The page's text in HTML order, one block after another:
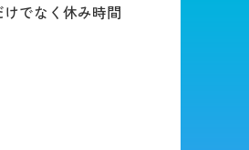
でなく休み時間